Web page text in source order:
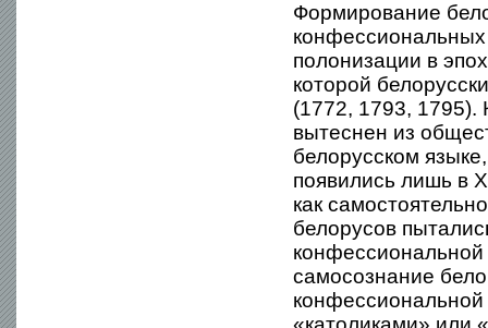
Формирование
полонизации в
которой
(1772, 1793, 1795).
вытеснен из
белорусском
появились лишь в
как
белорусов
конфессиональной
самосознание